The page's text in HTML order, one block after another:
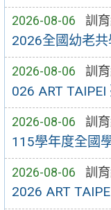
2026-08-06 訓
2026全國幼老
2026-08-06 訓
026 ART
2026-08-06 訓
115學年度全國
2026-08-06 訓
2026 ART